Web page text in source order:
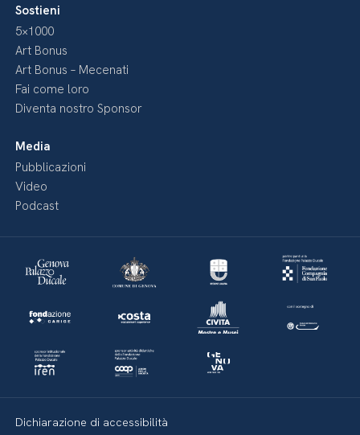
Sostieni
5×1000
Art Bonus
Art Bonus – Mecenati
Fai come loro
Diventa nostro Sponsor
Media
Pubblicazioni
Video
Podcast
Dichiarazione di accessibilità